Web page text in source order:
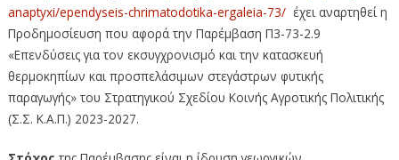
anaptyxi/ependyseis-chrimatodotika-ergaleia-73/έχει αναρτηθεί η
Προδημοσίευση που αφορά την Παρέμβαση Π3-73-2.9
«Επενδύσεις για τον εκσυγχρονισμό και την κατασκευή
θερμοκηπίων και προσπελάσιμων στεγάστρων φυτικής
παραγωγής» του Στρατηγικού Σχεδίου Κοινής Αγροτικής Πολιτικής
(Σ.Σ. Κ.Α.Π.) 2023-2027.